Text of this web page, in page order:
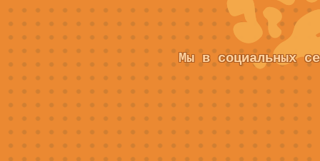
Мы в социальных